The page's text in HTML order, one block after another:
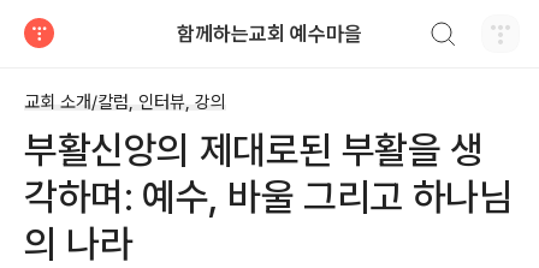
함께하는교회 예수마을
교회 소개/칼럼, 인터뷰, 강의
부활신앙의 제대로된 부활을 생
각하며: 예수, 바울 그리고 하나님
의 나라